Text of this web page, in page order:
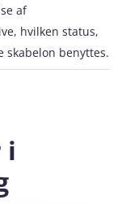
af
hvilken status,
skabelon benyttes.
i